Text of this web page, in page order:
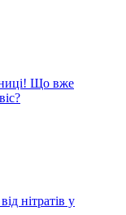
Що вже
нітратів у